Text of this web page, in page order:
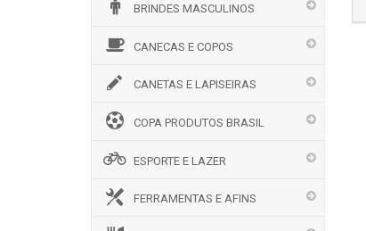
BRINDES MASCULINOS
CANECAS E COPOS
CANETAS E LAPISEIRAS
COPA PRODUTOS BRASIL
ESPORTE E LAZER
FERRAMENTAS E AFINS